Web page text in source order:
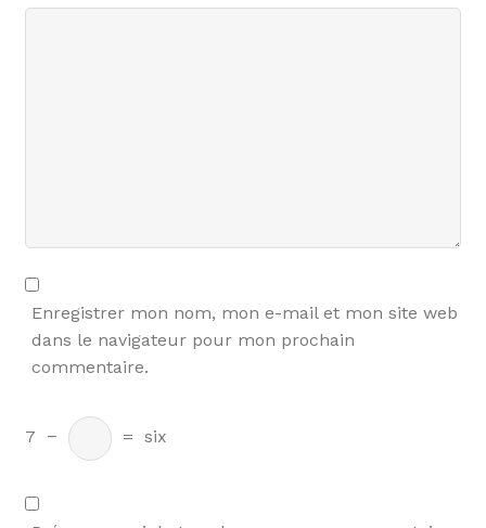
Enregistrer mon nom, mon e-mail et mon site web
dans le navigateur pour mon prochain
commentaire.
7 − = six